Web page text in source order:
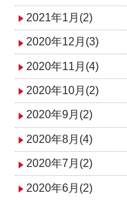
2021年1月(2)
2020年12月(3)
2020年11月(4)
2020年10月(2)
2020年9月(2)
2020年8月(4)
2020年7月(2)
2020年6月(2)